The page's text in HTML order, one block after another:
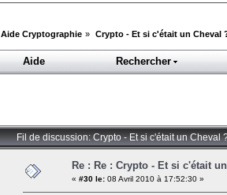
Aide Cryptographie » Crypto - Et si c'était un Cheval
Aide Rechercher
Fil de discussion: Crypto - Et si c'était un Cheval
Re : Re : Crypto - Et si c'était
« #30 le: 08 Avril 2010 à 17:52:30 »